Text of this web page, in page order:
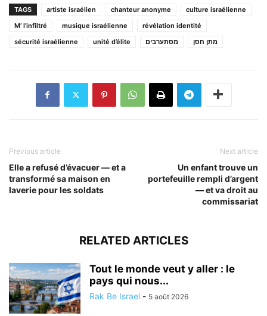
TAGS artiste israélien chanteur anonyme
culture israélienne
M’ l’infiltré
musique israélienne
révélation identité
sécurité israélienne
unité d’élite מסתערבים מתן חסן
Previous article
Elle a refusé d’évacuer — et a
transformé sa maison en
laverie pour les soldats
Next article
Un enfant trouve un
portefeuille rempli d’argent
— et va droit au
commissariat
RELATED ARTICLES
Tout le monde veut y aller : le
pays qui nous...
Rak Be Israel - 5 août 2026